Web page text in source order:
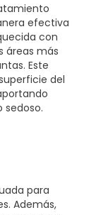
efectiva
con
áreas más
Este
del
sedoso.
para
Además,